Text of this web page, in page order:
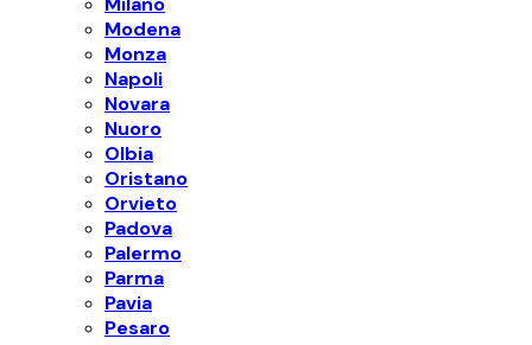
Modena
Monza
Napoli
Novara
Nuoro
Olbia
Oristano
Orvieto
Padova
Palermo
Parma
Pavia
Pesaro